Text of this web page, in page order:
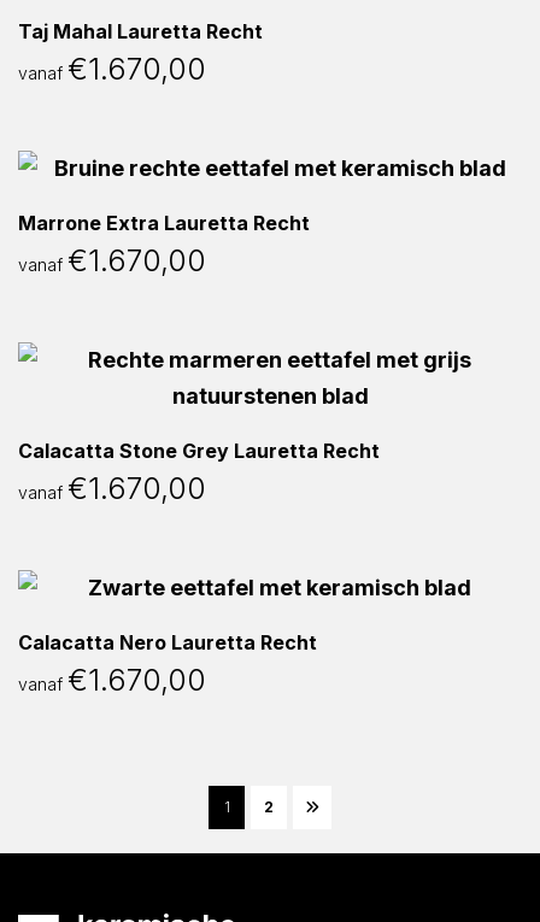
Taj Mahal Lauretta Recht
vanaf €1.670,00
Marrone Extra Lauretta Recht
vanaf €1.670,00
Calacatta Stone Grey Lauretta Recht
vanaf €1.670,00
Calacatta Nero Lauretta Recht
vanaf €1.670,00
1 2